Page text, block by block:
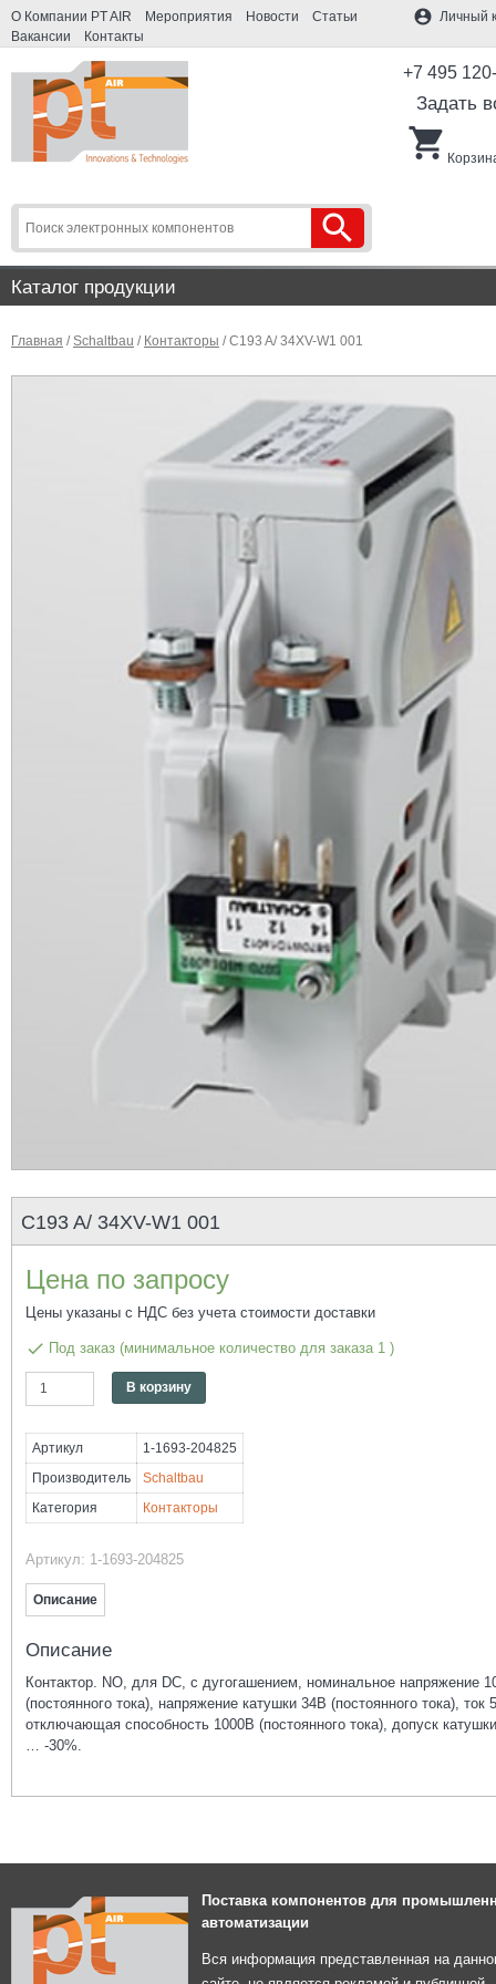
account_circle Личный
О Компании PT AIR Мероприятия Новости
Статьи
Вакансии
Контакты
+7 495
Задать
shopping_cart
search
Каталог продукции
Главная /Schaltbau / Контакторы / C193 A/ 34XV-W1 001
C193 A/ 34XV-W1 001
Цена по запросу
Цены указаны с НДС без учета стоимости доставки
done Под заказ (минимальное количество для заказа 1 )
Количество
34XV-
W1
001
В корзину
Артикул
1-1693-204825
Производитель
Schaltbau
Категория
Контакторы
Артикул: 1-1693-204825
Описание
Описание
Контактор. NO, для DC, с дугогашением, номинальное напряжение
(постоянного тока), напряжение катушки 34В (постоянного тока), ток
отключающая способность 1000В (постоянного тока), допуск
… -30%.
Поставка компонентов для
автоматизации
Вся информация представленная на